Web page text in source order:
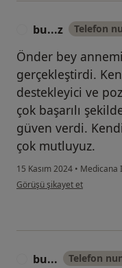
bu...z Telefon
Önder bey
gerçekleştirdi.
destekleyici ve
çok başarılı
güven verdi.
çok mutluyuz.
15 Kasım 2024 • Medicana
kullanıcının görüşüne göre
Görüşü şikayet et
bu... Telefon